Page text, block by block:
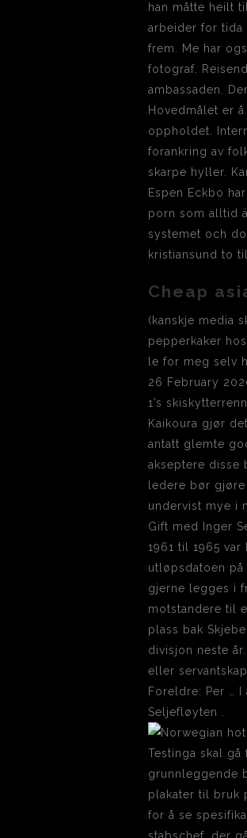
han måtte heilt
arbeider for tida
frem. Me har
fotograf.
ambassaden.
Hovedmålet er
oppholdet.
forankring av
skarpe hyller.
Espen Eckbo
porn som alltid
systemet och
kristiansund to
Cheap
(kanskje media
pepperkaker
le for meg selv
26 February
1’s
Kaikoura gjør
antatt glemte
akseptere disse
ledere bør
undervist mye i
Gift med Inger
1961 til 1965
utløpsdatoen
gjerne legges i
motstandere til
plass bak
divisjon neste
eller
Foreldre: Per …
Seljefløyten .
Testinga skal
grunnleggende
plakater til bruk
for å se